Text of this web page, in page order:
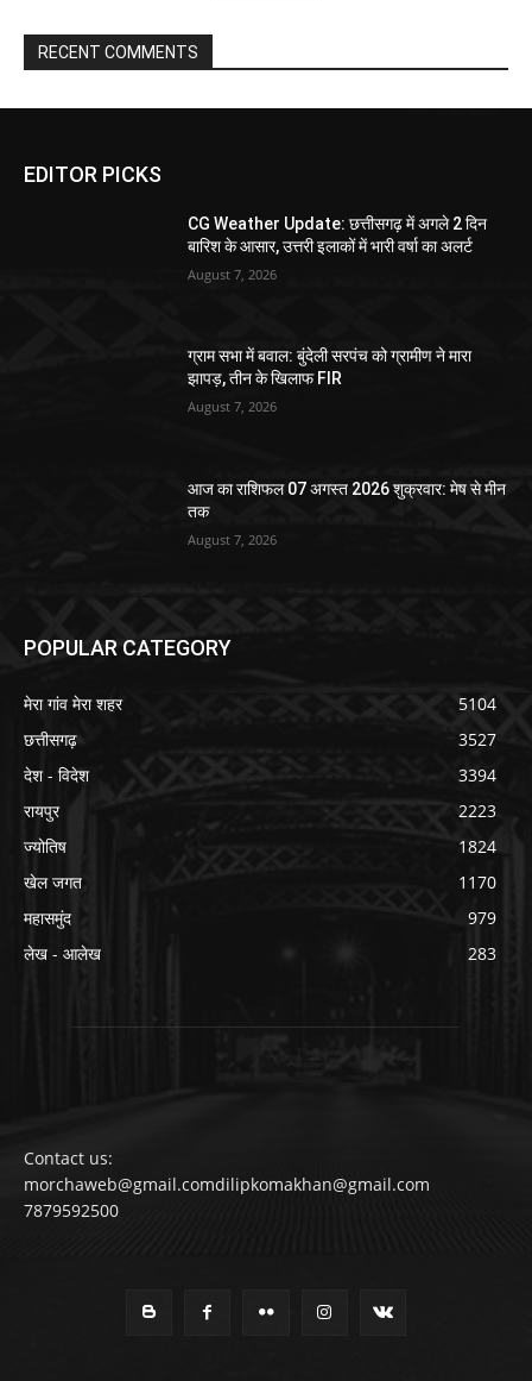
RECENT COMMENTS
EDITOR PICKS
CG Weather Update: छत्तीसगढ़ में अगले 2 दिन
बारिश के आसार, उत्तरी इलाकों में भारी वर्षा का अलर्ट
August 7, 2026
ग्राम सभा में बवाल: बुंदेली सरपंच को ग्रामीण ने मारा
झापड़, तीन के खिलाफ FIR
August 7, 2026
आज का राशिफल 07 अगस्त 2026 शुक्रवार: मेष से मीन
तक
August 7, 2026
POPULAR CATEGORY
मेरा गांव मेरा शहर
5104
छत्तीसगढ़
3527
देश - विदेश
3394
रायपुर
2223
ज्योतिष
1824
खेल जगत
1170
महासमुंद
979
लेख - आलेख
283
Contact us:
morchaweb@gmail.comdilipkomakhan@gmail.com
7879592500